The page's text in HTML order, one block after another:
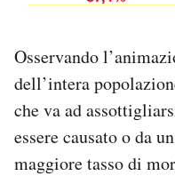
Osservando
dell’intera
che va ad
essere causato o da
maggiore tasso di